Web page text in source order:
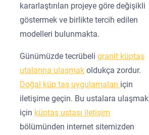
kararlaştırılan projeye göre değişikli
göstermek ve birlikte tercih edilen
modelleri bulunmakta.
Günümüzde tecrübeligranit küptaş
utalarına ulaşmak oldukça zordur.
Doğal küp taş uygulamaları için
iletişime geçin. Bu ustalara ulaşmak
için küptaş ustası iletişim
bölümünden internet sitemizden